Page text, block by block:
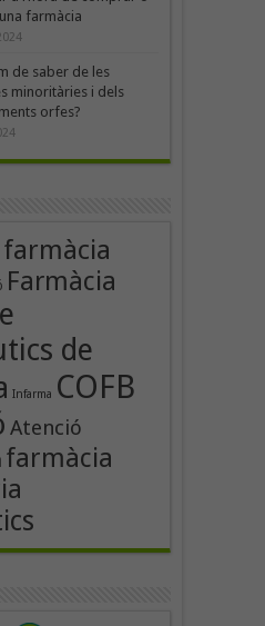
farmàcia
de saber de les
minoritàries i dels
orfes?
Farmàcia
de
Infarma COFB
Atenció
farmàcia